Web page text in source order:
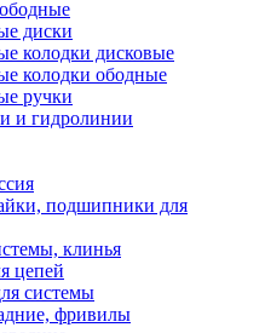
диски
колодки дисковые
колодки ободные
ручки
и гидролинии
подшипники для
клинья
цепей
системы
фривилы